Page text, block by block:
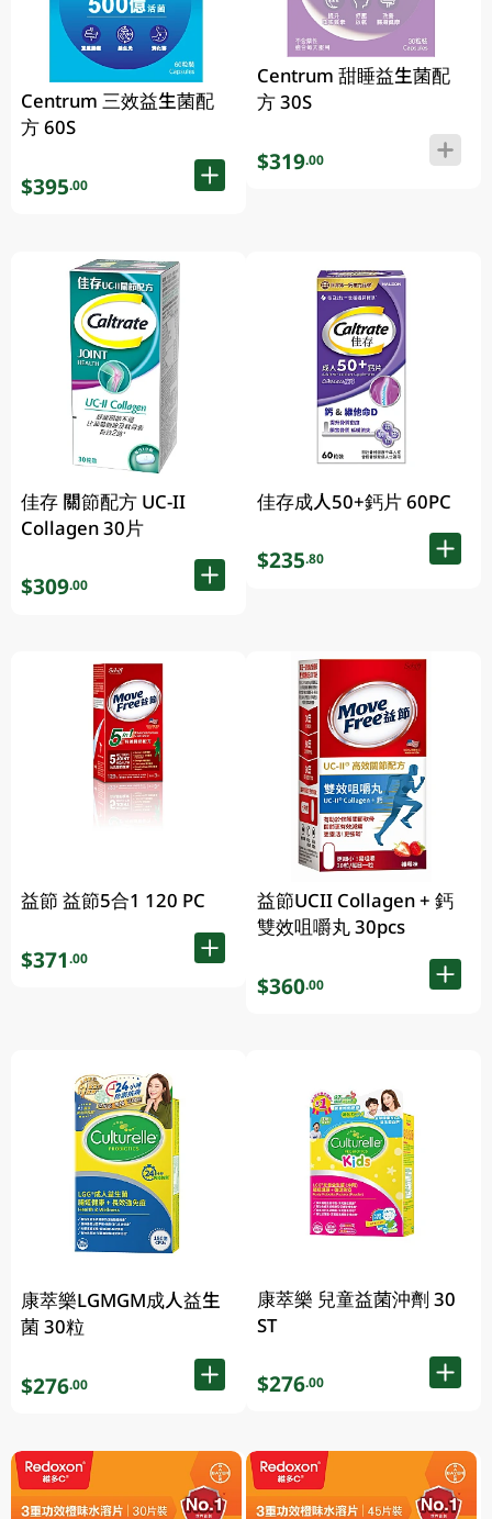
Centrum 三效益生菌配
方 60S
$395.00
Centrum 甜睡益生菌配
方 30S
$319.00
佳存 關節配方 UC-II
Collagen 30片
$309.00
佳存成人50+鈣片 60PC
$235.80
益節 益節5合1 120 PC
$371.00
益節UCII Collagen + 鈣
雙效咀嚼丸 30pcs
$360.00
康萃樂LGMGM成人益生
菌 30粒
$276.00
康萃樂 兒童益菌沖劑 30
ST
$276.00